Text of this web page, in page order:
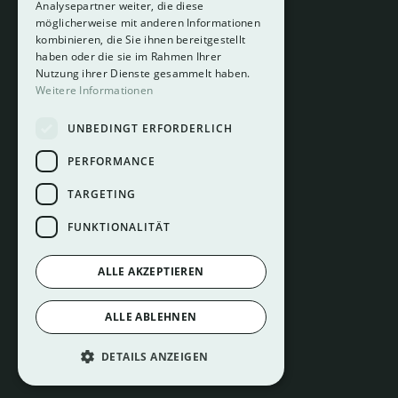
About
Hotelberatung
Mediadaten
Instagram
LinkedIn
Impressum
Datenschutz
Analysepartner weiter, die diese
möglicherweise mit anderen Informationen
kombinieren, die Sie ihnen bereitgestellt
haben oder die sie im Rahmen Ihrer
Nutzung ihrer Dienste gesammelt haben.
Weitere Informationen
UNBEDINGT ERFORDERLICH
PERFORMANCE
TARGETING
FUNKTIONALITÄT
ALLE AKZEPTIEREN
ALLE ABLEHNEN
DETAILS ANZEIGEN